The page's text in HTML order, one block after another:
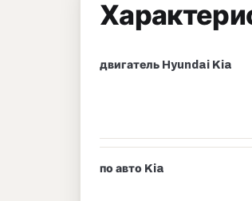
двигатель Hyundai Kia
по авто Kia